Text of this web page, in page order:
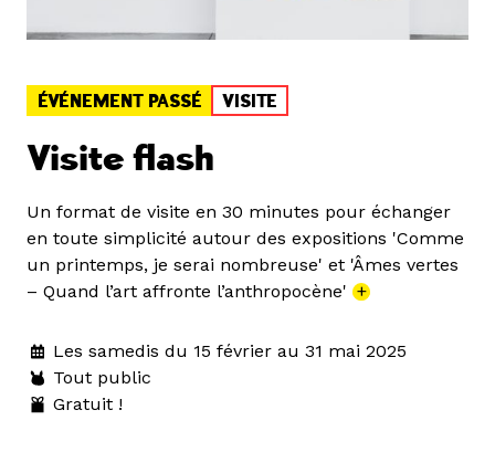
ÉVÉNEMENT PASSÉ VISITE
Visite flash
Un format de visite en 30 minutes pour échanger
en toute simplicité autour des expositions 'Comme
un printemps, je serai nombreuse' et 'Âmes vertes
– Quand l’art affronte l’anthropocène' +
Les samedis du 15 février au 31 mai 2025
Tout public
Gratuit !